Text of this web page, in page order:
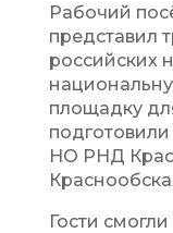
Рабочий
представил
российских
площадку
НО РНД
Гости